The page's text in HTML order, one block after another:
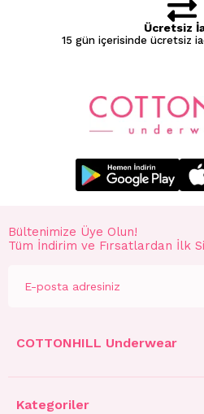
Ücretsiz
15 gün içerisinde ücretsiz
Bültenimize Üye Olun!
Tüm İndirim ve Fırsatlardan İlk
COTTONHILL Underwear
Kategoriler